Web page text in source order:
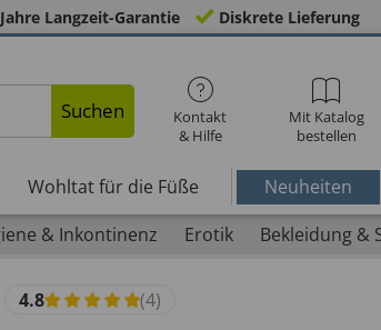
Langzeit-Garantie Diskrete Lieferung
Suchen
Kontakt
& Hilfe
Mit Katalog
bestellen
Wohltat für die Füße Neuheiten
& Inkontinenz Erotik Bekleidung &
4.8 (4)